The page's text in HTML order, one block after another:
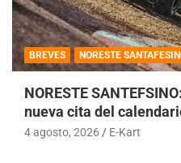
BREVES NORESTE
NORESTE
nueva cita del
4 agosto, 2026 E-Kart